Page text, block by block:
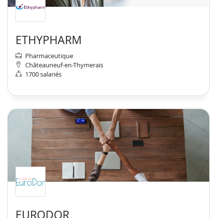
ETHYPHARM
Pharmaceutique
Châteauneuf-en-Thymerais
1700 salariés
EURODOR